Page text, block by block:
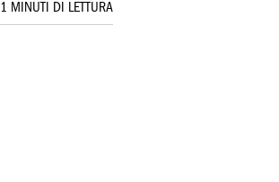
1 MINUTI DI LETTURA